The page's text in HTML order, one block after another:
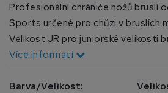
Profesionální chrániče nožů bruslí
Sports určené pro chůzi v bruslích
Velikost JR pro juniorské velikosti
Více informací
Barva/Velikost: